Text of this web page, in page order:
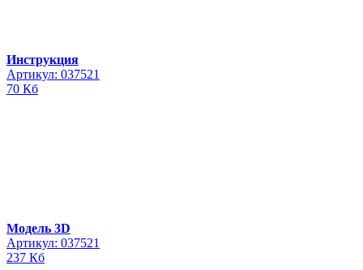
Инструкция
Артикул: 037521
70 Кб
Модель 3D
Артикул: 037521
237 Кб